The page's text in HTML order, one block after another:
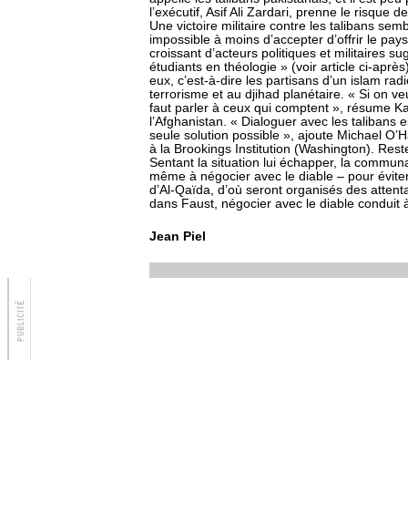
l’exécutif, Asif Ali Zardari, prenne le risque
Une victoire militaire contre les talibans
impossible à moins d’accepter d’offrir le
croissant d’acteurs politiques et militaires
étudiants en théologie » (voir article ci-
eux, c’est-à-dire les partisans d’un islam
terrorisme et au djihad planétaire. « Si on
faut parler à ceux qui comptent », résume
l’Afghanistan. « Dialoguer avec les talibans
seule solution possible », ajoute Michael
à la Brookings Institution (Washington).
Sentant la situation lui échapper, la
même à négocier avec le diable – pour
d’Al-Qaïda, d’où seront organisés des
dans Faust, négocier avec le diable conduit
Jean Piel